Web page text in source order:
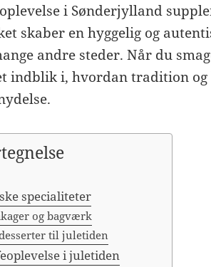
i Sønderjylland
skaber en hyggelig og
andre steder. Når du
indblik i, hvordan tradition og
specialiteter
og bagværk
til juletiden
i juletiden